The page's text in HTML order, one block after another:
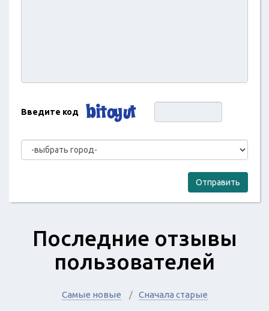
Введите код
Отправить
Последние отзывы
пользователей
Самые новые Сначала старые